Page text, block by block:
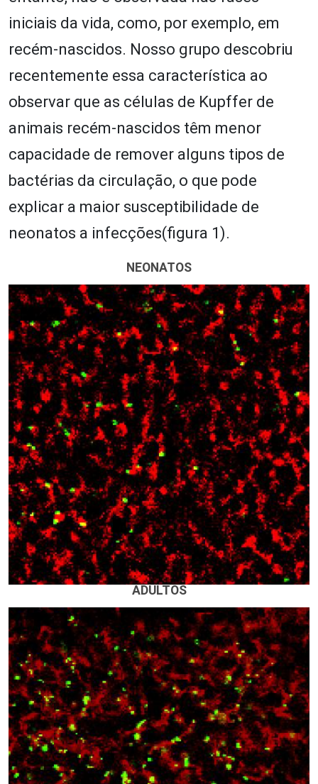
iniciais da vida, como, por exemplo, em
recém-nascidos. Nosso grupo descobriu
recentemente essa característica ao
observar que as células de Kupffer de
animais recém-nascidos têm menor
capacidade de remover alguns tipos de
bactérias da circulação, o que pode
explicar a maior susceptibilidade de
neonatos a infecções(figura 1).
NEONATOS
ADULTOS